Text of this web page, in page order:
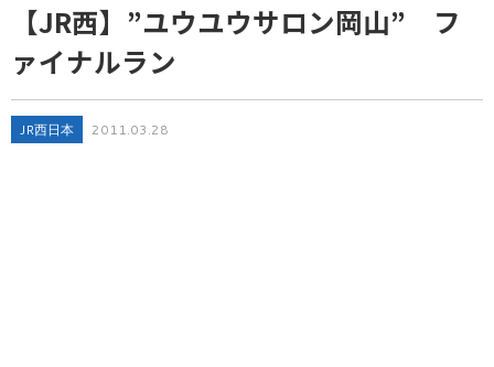
【JR西】”ユウユウサロン岡山” フ
ァイナルラン
JR西日本 2011.03.28